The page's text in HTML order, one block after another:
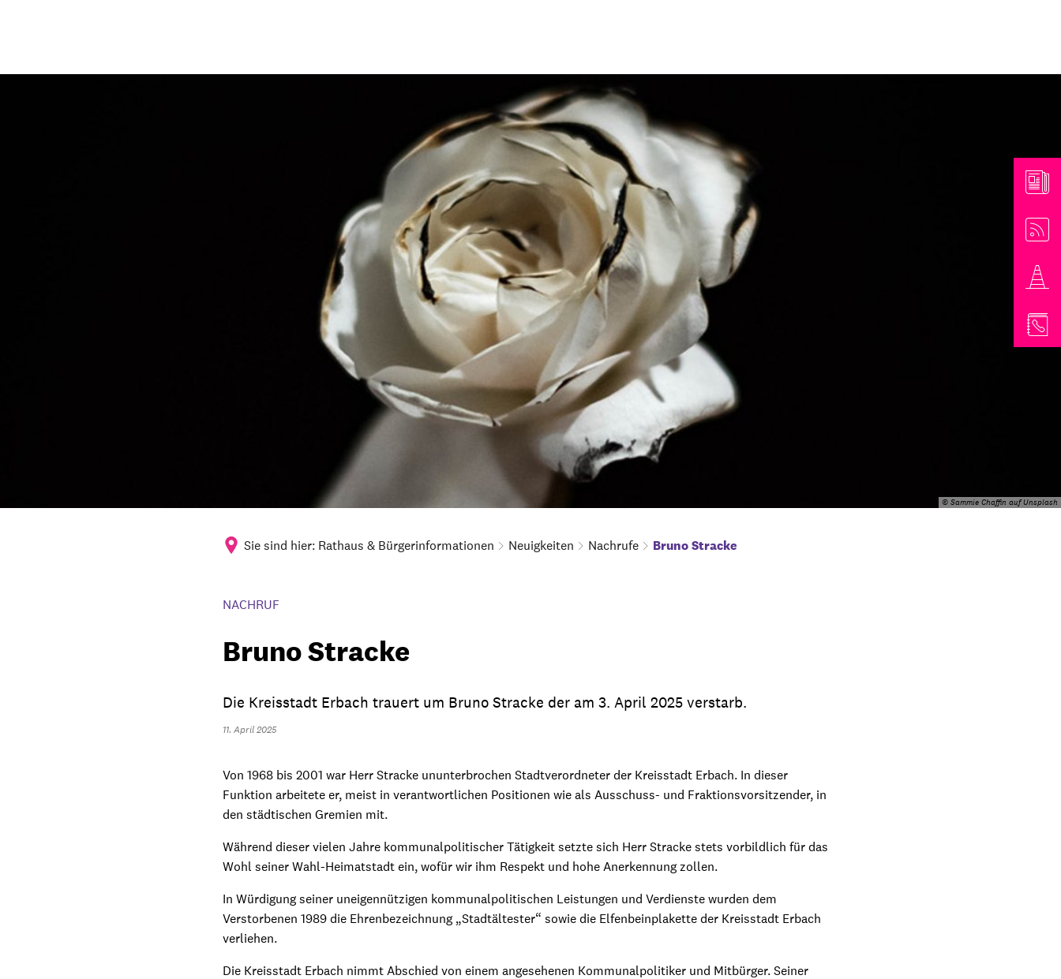
© Sammie Chaffin auf Unsplash
Sie sind hier: Rathaus & Bürgerinformationen Neuigkeiten Nachrufe Bruno Stracke
NACHRUF
Bruno Stracke
Die Kreisstadt Erbach trauert um Bruno Stracke der am 3. April 2025 verstarb.
11. April 2025
Von 1968 bis 2001 war Herr Stracke ununterbrochen Stadtverordneter der Kreisstadt Erbach. In dieser
Funktion arbeitete er, meist in verantwortlichen Positionen wie als Ausschuss- und Fraktionsvorsitzender, in
den städtischen Gremien mit.
Während dieser vielen Jahre kommunalpolitischer Tätigkeit setzte sich Herr Stracke stets vorbildlich für das
Wohl seiner Wahl-Heimatstadt ein, wofür wir ihm Respekt und hohe Anerkennung zollen.
In Würdigung seiner uneigennützigen kommunalpolitischen Leistungen und Verdienste wurden dem
Verstorbenen 1989 die Ehrenbezeichnung „Stadtältester“ sowie die Elfenbeinplakette der Kreisstadt Erbach
verliehen.
Die Kreisstadt Erbach nimmt Abschied von einem angesehenen Kommunalpolitiker und Mitbürger. Seiner